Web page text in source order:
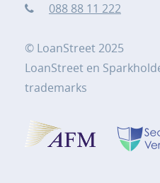
088 88 11 222
© LoanStreet 2025
LoanStreet en
trademarks